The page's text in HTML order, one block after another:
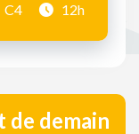
C4
12h
de demain